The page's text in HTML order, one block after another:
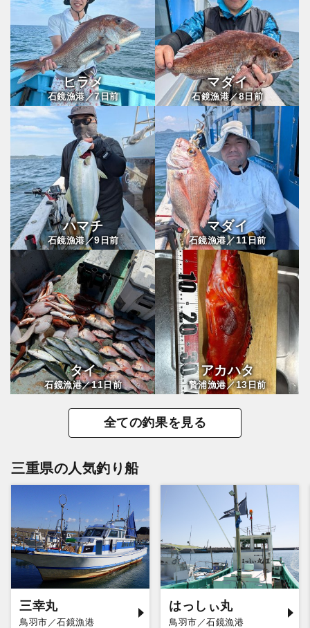
ヒラメ
石鏡漁港／7日前
マダイ
石鏡漁港／8日前
ハマチ
石鏡漁港／9 日前
マダイ
石鏡漁港／11日前
タイ
石鏡漁港／11日前
アカハタ
贄浦漁港／13日前
全ての釣果を見る
三重県の人気釣り船
三幸丸
鳥羽市／石鏡漁港
はっしぃ丸
鳥羽市／石鏡漁港